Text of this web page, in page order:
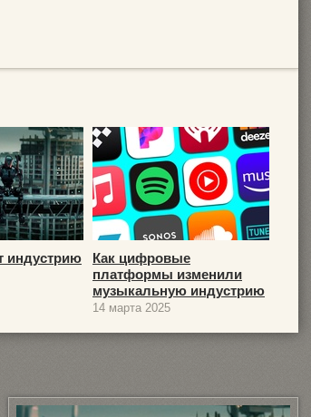
индустрию
Как цифровые
платформы изменили
музыкальную индустрию
14 марта 2025